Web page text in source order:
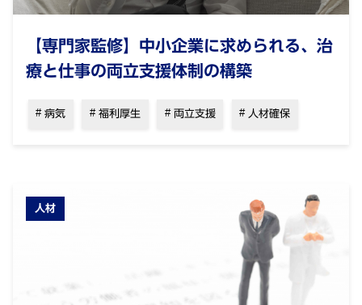
【専門家監修】中小企業に求められる、治
療と仕事の両立支援体制の構築
病気 福利厚生 両立支援 人材確保
人材